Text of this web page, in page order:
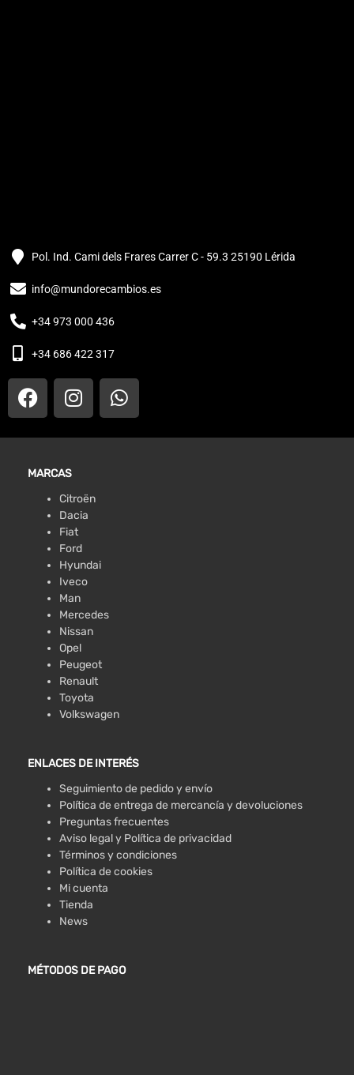
Pol. Ind. Cami dels Frares Carrer C - 59.3 25190 Lérida
info@mundorecambios.es
+34 973 000 436
+34 686 422 317
MARCAS
Citroën
Dacia
Fiat
Ford
Hyundai
Iveco
Man
Mercedes
Nissan
Opel
Peugeot
Renault
Toyota
Volkswagen
ENLACES DE INTERÉS
Seguimiento de pedido y envío
Política de entrega de mercancía y devoluciones
Preguntas frecuentes
Aviso legal y Política de privacidad
Términos y condiciones
Política de cookies
Mi cuenta
Tienda
News
MÉTODOS DE PAGO